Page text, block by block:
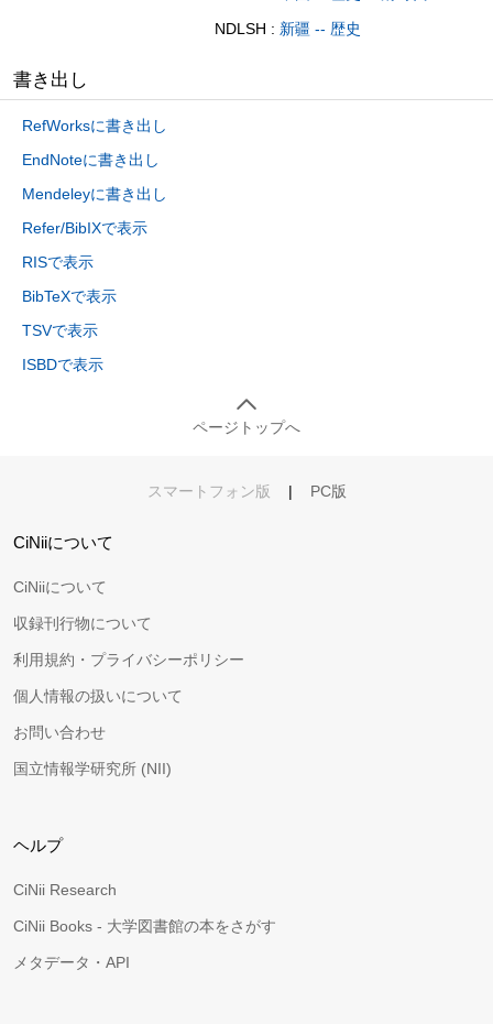
NDLSH : 新疆 -- 歴史
書き出し
RefWorksに書き出し
EndNoteに書き出し
Mendeleyに書き出し
Refer/BibIXで表示
RISで表示
BibTeXで表示
TSVで表示
ISBDで表示
ページトップへ
スマートフォン版 | PC版
CiNiiについて
CiNiiについて
収録刊行物について
利用規約・プライバシーポリシー
個人情報の扱いについて
お問い合わせ
国立情報学研究所 (NII)
ヘルプ
CiNii Research
CiNii Books - 大学図書館の本をさがす
メタデータ・API